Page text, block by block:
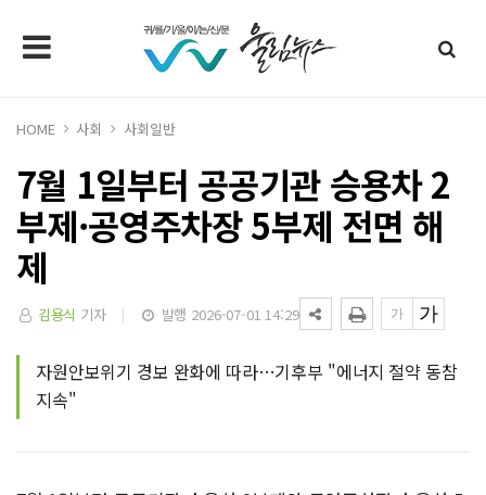
HOME 사회 사회일반
7월 1일부터 공공기관 승용차 2
부제·공영주차장 5부제 전면 해
제
김용식 기자 발행 2026-07-01 14:29
자원안보위기 경보 완화에 따라…기후부 "에너지 절약 동참
지속"